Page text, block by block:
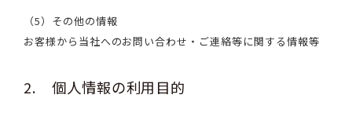
（5）その他の情報
お客様から当社へのお問い合わせ・ご連絡等に関する情報等
2. 個人情報の利用目的